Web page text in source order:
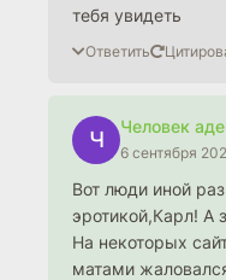
тебя увидеть
Ответить
Ч
Человек
6 сентября
Вот люди иной
эротикой,Карл! А
На некоторых
матами